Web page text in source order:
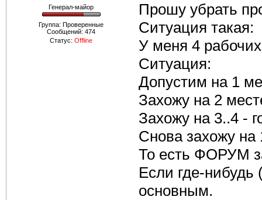
Генерал-майор
Группа: Проверенные
Сообщений: 474
Статус: Offline
Прошу убрать
Ситуация такая:
У меня 4
Ситуация:
Допустим на 1
Захожу на 2
Захожу на 3..4 -
Снова захожу на
То есть ФОРУМ
Если где-нибудь
основным.